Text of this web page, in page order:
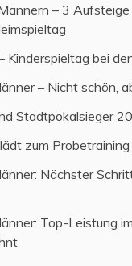
– 3
Kinderspieltag bei
– Nicht schön,
Stadtpokalsieger
zum Probetraining
Nächster
Top-Leistung